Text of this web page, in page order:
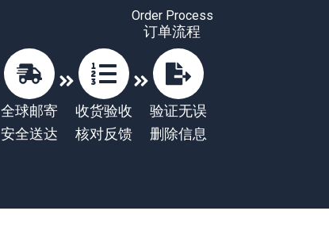
Order Process
订单流程
全球邮寄
安全送达
收货验收
核对反馈
验证无误
删除信息